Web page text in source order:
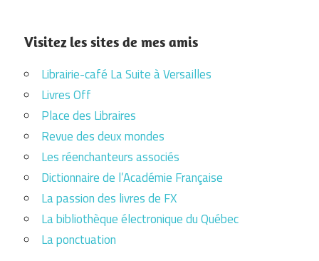
Visitez les sites de mes amis
Librairie-café La Suite à Versailles
Livres Off
Place des Libraires
Revue des deux mondes
Les réenchanteurs associés
Dictionnaire de l’Académie Française
La passion des livres de FX
La bibliothèque électronique du Québec
La ponctuation